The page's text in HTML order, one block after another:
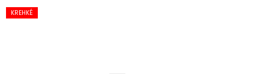
hodnotenie
KREHKÉ